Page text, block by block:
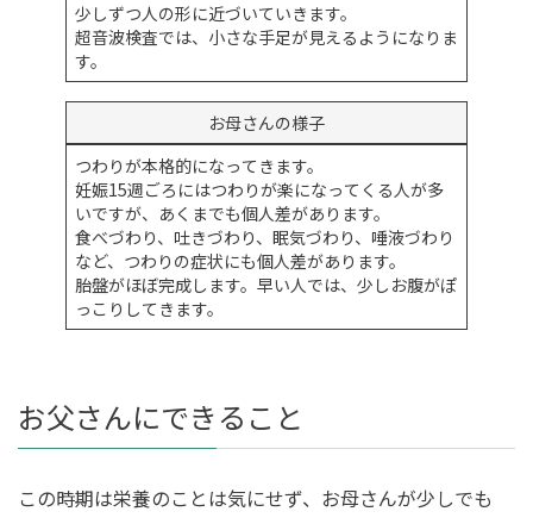
少しずつ人の形に近づいていきます。
超音波検査では、小さな手足が見えるようになりま
す。
お母さんの様子
つわりが本格的になってきます。
妊娠15週ごろにはつわりが楽になってくる人が多
いですが、あくまでも個人差があります。
食べづわり、吐きづわり、眠気づわり、唾液づわり
など、つわりの症状にも個人差があります。
胎盤がほぼ完成します。早い人では、少しお腹がぽ
っこりしてきます。
お父さんにできること
この時期は栄養のことは気にせず、お母さんが少しでも